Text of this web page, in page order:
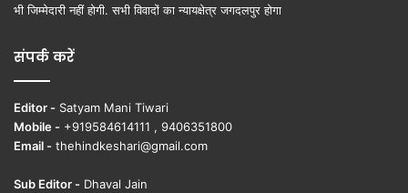
भी जिम्मेदारी नहीं होगी. सभी विवादों का न्यायक्षेत्र जगदलपुर होगा
संपर्क करें
Editor - Satyam Mani Tiwari
Mobile - +919584614111 , 9406351800
Email - thehindkeshari@gmail.com
Sub Editor - Dhaval Jain